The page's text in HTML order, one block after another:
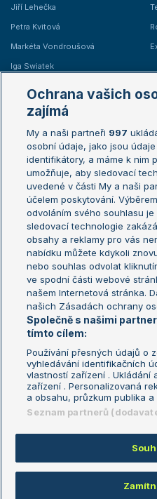
Jiří Lehečka
Petra Kvitová
Markéta Vondroušová
Iga Swiatek
Žebříčky
Žebříček ATP (muži)
Žebříček WTA (ženy)
Sázkařský žebříček
Aktualní trendy
Fotbalové přestupy
Livesport Daily
LS Prague Open
Podmínky užití
GDPR a žurnalistika
Kontakt
Copyright © 2008-2026
Ochrana vašich
zajímá
My a naši partneři 997
osobní údaje, jako jsou
identifikátory, a máme k nim
umožňuje, aby sledovací
uvedené v části My a naši
účelem poskytování.
odvoláním svého souhlasu
sledovací technologie
obsahy a reklamy pro vás
nabídku můžete kdykoli
nebo souhlas odvolat
ve spodní části webové
našem Internetová stránka.
našich Zásadách ochrany
Společně s našimi
tímto cílem:
Používání přesných údajů o
vyhledávání identifikačních
vlastností zařízení .
zařízení . Personalizovaná
a obsahu, průzkum publika a
Seznam partnerů